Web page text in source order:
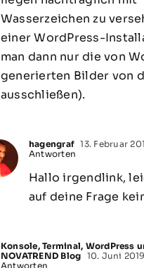
Wasserzeichen zu
einer WordPress-
man dann nur die von
generierten Bilder von
ausschließen).
hagengraf 13. Februar
Antworten
Hallo irgendlink,
auf deine Frage
Konsole, Terminal, WordPress
NOVATREND Blog 10. Juni
Antworten